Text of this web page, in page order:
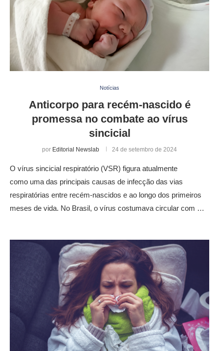
Notícias
Anticorpo para recém-nascido é
promessa no combate ao vírus
sincicial
por Editorial Newslab 24 de setembro de 2024
O vírus sincicial respiratório (VSR) figura atualmente
como uma das principais causas de infecção das vias
respiratórias entre recém-nascidos e ao longo dos primeiros
meses de vida. No Brasil, o vírus costumava circular com …